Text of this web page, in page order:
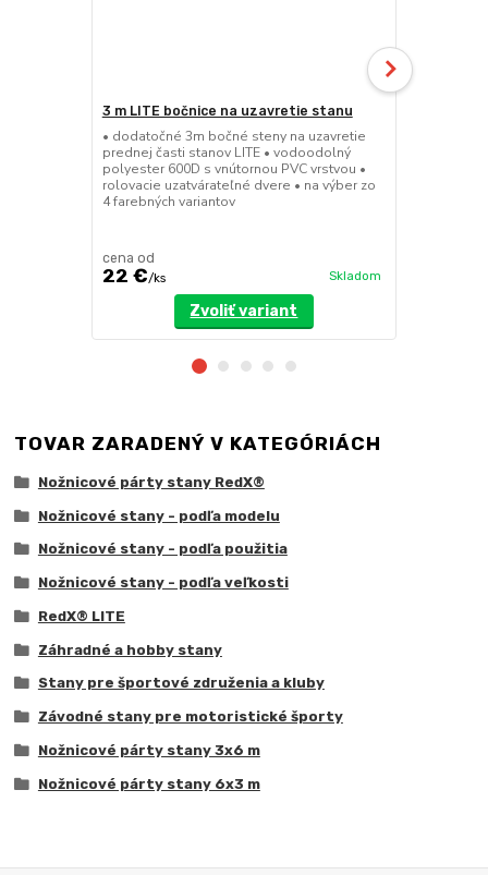
3 m LITE bočnice na uzavretie stanu
• dodatočné 3m bočné steny na uzavretie
prednej časti stanov LITE • vodoodolný
polyester 600D s vnútornou PVC vrstvou •
rolovacie uzatvárateľné dvere • na výber zo
4 farebných variantov
cena od
22 €/ks Skladom
Zvoliť variant
TOVAR ZARADENÝ V KATEGÓRIÁCH
Nožnicové párty stany RedX®
Nožnicové stany - podľa modelu
Nožnicové stany - podľa použitia
Nožnicové stany - podľa veľkosti
RedX® LITE
Záhradné a hobby stany
Stany pre športové združenia a kluby
Závodné stany pre motoristické športy
Nožnicové párty stany 3x6 m
Nožnicové párty stany 6x3 m